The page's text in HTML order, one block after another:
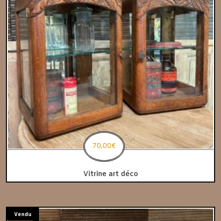
Vitrine art déco
70,00€
Vendu